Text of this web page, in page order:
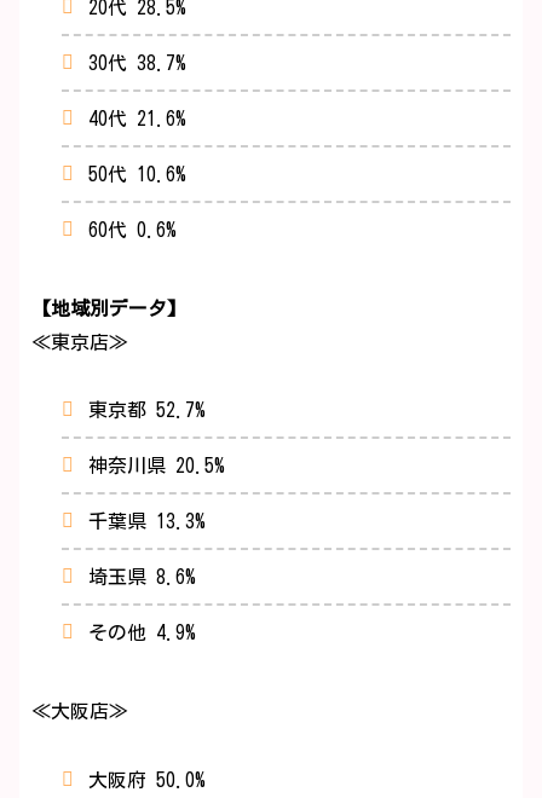
20代 28.5%
30代 38.7%
40代 21.6%
50代 10.6%
60代 0.6%
【地域別データ】
≪東京店≫
東京都 52.7%
神奈川県 20.5%
千葉県 13.3%
埼玉県 8.6%
その他 4.9%
≪大阪店≫
大阪府 50.0%